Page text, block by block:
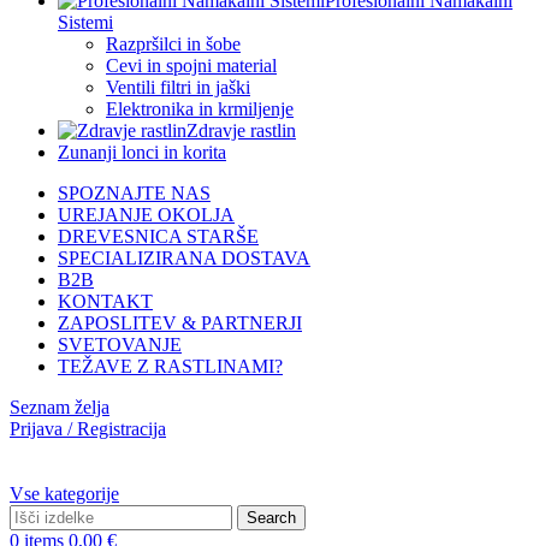
Sistemi
Razpršilci in šobe
Cevi in spojni material
Ventili filtri in jaški
Elektronika in krmiljenje
Zdravje rastlin
Zunanji lonci in korita
SPOZNAJTE NAS
UREJANJE OKOLJA
DREVESNICA STARŠE
SPECIALIZIRANA DOSTAVA
B2B
KONTAKT
ZAPOSLITEV & PARTNERJI
SVETOVANJE
TEŽAVE Z RASTLINAMI?
Seznam želja
Prijava / Registracija
Vse kategorije
Search
0 items 0,00 €